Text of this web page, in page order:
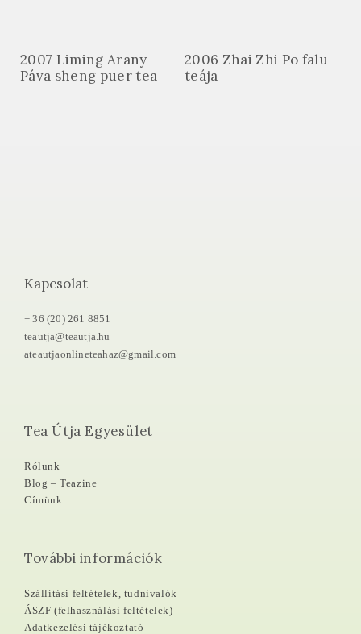
2007 Liming Arany
Páva sheng puer tea
2006 Zhai Zhi Po falu
teája
Kapcsolat
+ 36 (20) 261 8851
teautja@teautja.hu
ateautjaonlineteahaz@gmail.com
Tea Útja Egyesület
Rólunk
Blog – Teazine
Címünk
További információk
Szállítási feltételek, tudnivalók
ÁSZF (felhasználási feltételek)
Adatkezelési tájékoztató